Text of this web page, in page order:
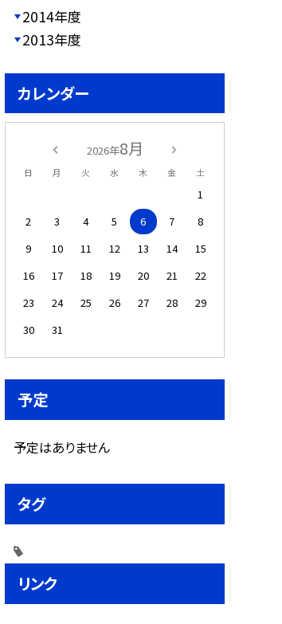
2014年度
2013年度
カレンダー
2026年8月
日 月 火 水 木 金 土
1
2
3 4 5 6 7
8
9
10 11 12 13 14
15
16
17 18 19 20 21
22
23
24 25 26 27 28
29
30
31
予定
予定はありません
タグ
リンク